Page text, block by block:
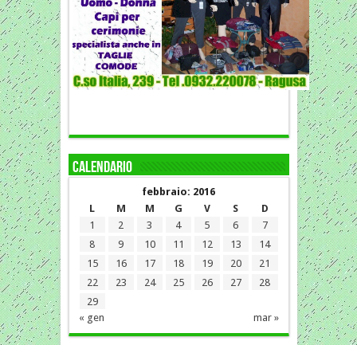
Calendario
febbraio: 2016
L
M M G V S D
« gen mar »
1 2 3 4 5 6
7
8
9 10 11 12 13
14
15
16 17 18 19 20
21
22
23 24 25 26 27
28
29